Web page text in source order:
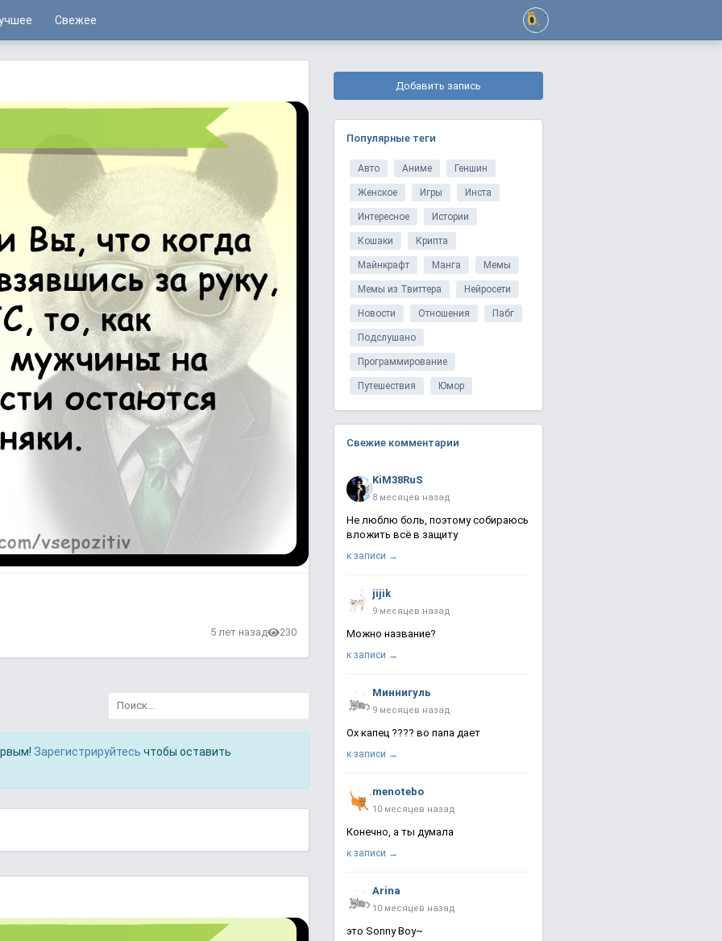
Свежее
5 лет назад 230
Зарегистрируйтесь чтобы оставить
Добавить запись
Популярные теги
Авто Аниме Геншин
Женское Игры Инста
Интересное Истории
Кошаки Крипта
Майнкрафт Манга Мемы
Мемы из Твиттера Нейросети
Новости Отношения Пабг
Подслушано
Программирование
Путешествия Юмор
Свежие комментарии
KiM38RuS
8 месяцев назад
Не люблю боль, поэтому собираюсь
вложить всё в защиту
к записи →
jijik
9 месяцев назад
Можно название?
к записи →
Миннигуль
9 месяцев назад
Ох капец ???? во папа дает
к записи →
menotebo
10 месяцев назад
Конечно, а ты думала
к записи →
Arina
10 месяцев назад
это Sonny Boy~